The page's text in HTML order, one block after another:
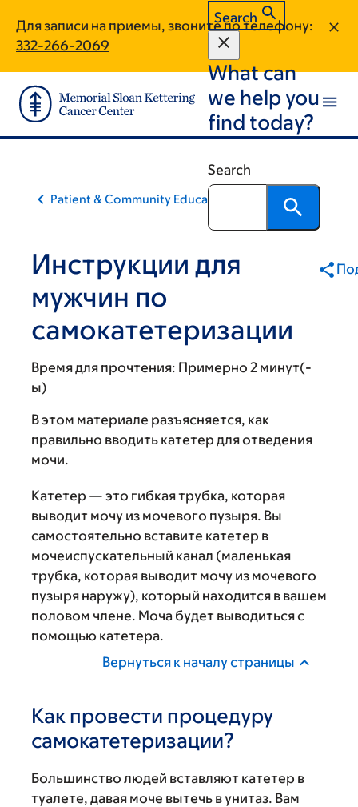
main
content
footer
Для записи на приемы, звоните по телефону:
332-266-2069
Search
What can
we help you
find today?
Search
Patient & Community Education
Инструкции для
мужчин по
самокатетеризации
Время для прочтения: Примерно 2 минут(-
ы)
В этом материале разъясняется, как
правильно вводить катетер для отведения
мочи.
Катетер — это гибкая трубка, которая
выводит мочу из мочевого пузыря. Вы
самостоятельно вставите катетер в
мочеиспускательный канал (маленькая
трубка, которая выводит мочу из мочевого
пузыря наружу), который находится в вашем
половом члене. Моча будет выводиться с
помощью катетера.
Вернуться к началу страницы
Как провести процедуру
самокатетеризации?
Большинство людей вставляют катетер в
туалете, давая моче вытечь в унитаз. Вам